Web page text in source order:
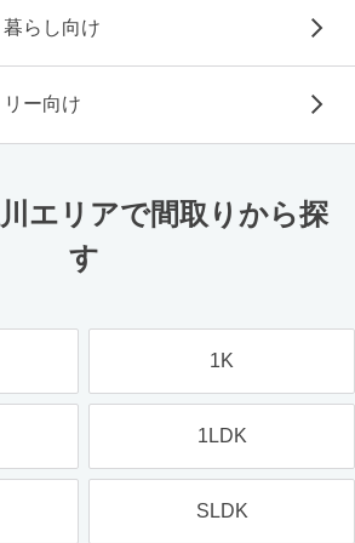
らし向け
ー向け
エリアで間取りから探
す
1K
1LDK
SLDK